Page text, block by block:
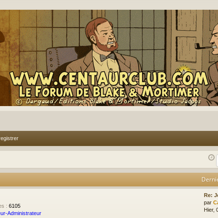
: 6105
Administrateur
Re:
par
Hier,